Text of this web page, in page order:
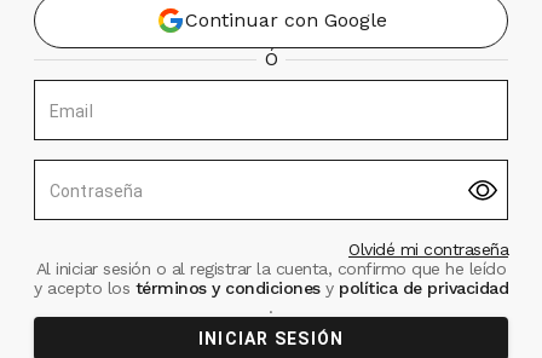
Continuar con Google
Ó
Email
Contraseña
Olvidé mi contraseña
Al iniciar sesión o al registrar la cuenta, confirmo que he leído
y acepto los términos y condiciones ypolítica de privacidad
.
INICIAR SESIÓN